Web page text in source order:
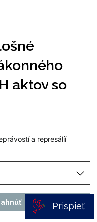
aktov so
a represálíí
Prispieť